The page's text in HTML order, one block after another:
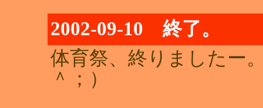
2002-09-10 終了。
体育祭、終りましたー
＾；）